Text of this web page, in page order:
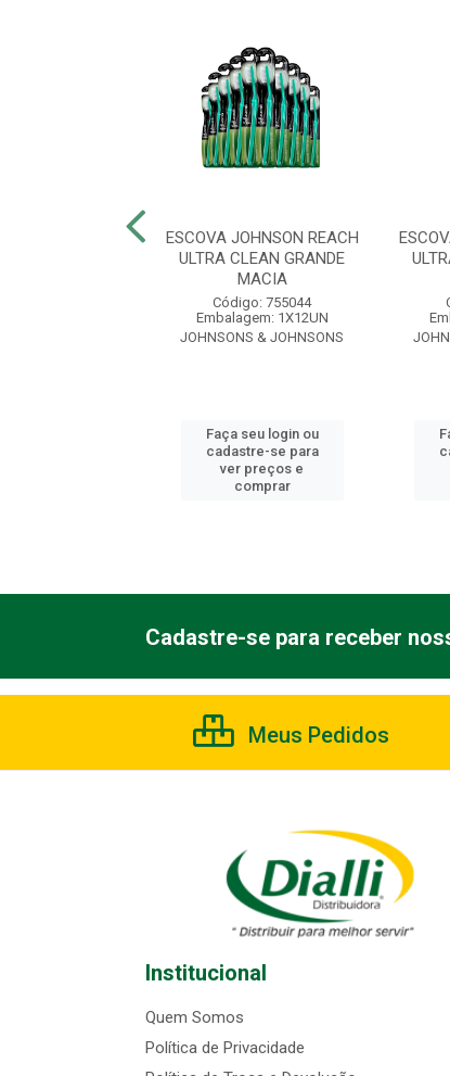
ESCOVA JOHNSON REACH
ULTRA CLEAN GRANDE
MACIA
Código: 755044
Embalagem: 1X12UN
JOHNSONS & JOHNSONS
Faça seu login ou
cadastre-se para
ver preços e
comprar
Cadastre-se para receber
Meus Pedidos
Institucional
Quem Somos
Política de Privacidade